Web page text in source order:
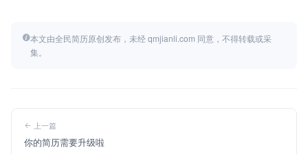
本文由全民简历原创发布，未经 qmjianli.com 同意，不得转载或采
集。
上一篇
你的简历需要升级啦